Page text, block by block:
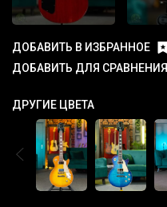
ДОБАВИТЬ В ИЗБРАННОЕ
ДОБАВИТЬ ДЛЯ СРАВНЕНИЯ
ДРУГИЕ ЦВЕТА